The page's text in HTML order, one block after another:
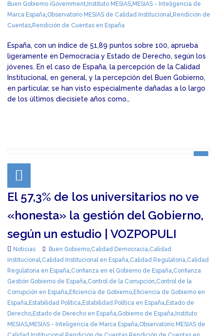
Buen Gobierno iGovernment, Instituto MESIAS, MESIAS - Inteligencia de
Marca España,Observatorio MESIAS de Calidad Institucional, Rendición de
Cuentas, Rendición de Cuentas en España
España, con un índice de 51,89 puntos sobre 100, aprueba
ligeramente en Democracia y Estado de Derecho, según los
jóvenes. En el caso de España, la percepción de la Calidad
Institucional, en general, y la percepción del Buen Gobierno,
en particular, se han visto especialmente dañadas a lo largo
de los últimos diecisiete años como…
El 57,3% de los universitarios no ve
«honesta» la gestión del Gobierno,
según un estudio | VOZPOPULI
Noticias Buen Gobierno,Calidad Democracia,Calidad
Institucional,Calidad Institucional en España,Calidad Regulatoria,Calidad
Regulatoria en España,Confianza en el Gobierno de España,Confianza
Gestión Gobierno de España,Control de la Corrupción,Control de la
Corrupción en España, Eficiencia de Gobierno, Eficiencia de Gobierno en
España, Estabilidad Política, Estabilidad Política en España, Estado de
Derecho, Estado de Derecho en España,Gobierno de España, Instituto
MESIAS, MESIAS - Inteligencia de Marca España,Observatorio MESIAS de